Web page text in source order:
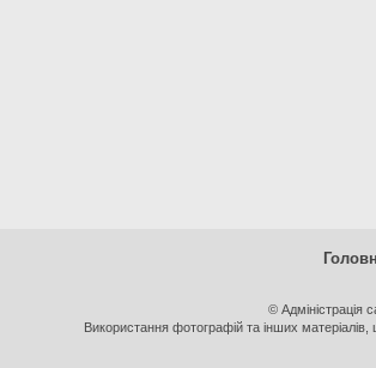
© Адміністрація
Використання фотографій та інших матеріалів,